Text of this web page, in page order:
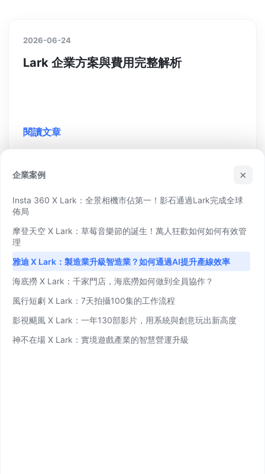
企業案例 ×
Insta 360 X Lark：全景相機市佔第一！影石通過Lark完成全球
佈局
摩登天空 X Lark：草莓音樂節的誕生！萬人狂歡如何如何有效管
理
雅迪 X Lark：製造業升級智造業？如何通過AI提升產線效率
海底撈 X Lark：千家門店，海底撈如何做到全員協作？
風行短劇 X Lark：7天拍攝100集的工作流程
影視颶風 X Lark：一年130部影片，用系統與創意玩出新高度
神不在場 X Lark：實境遊戲產業的智慧營運升級
2026-06-24
Lark 企業方案與費用完整解析
閱讀文章
飛書 vs Lark——海外與跨國企業該用哪
一個？
閱讀文章
2026-06-24